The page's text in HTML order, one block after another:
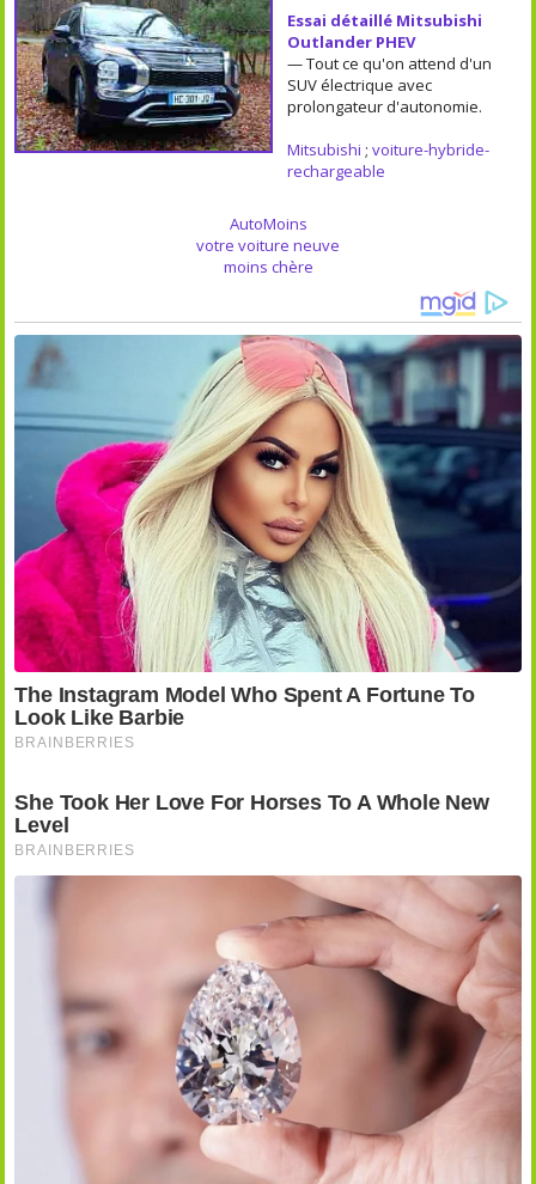
Essai détaillé Mitsubishi
Outlander PHEV
— Tout ce qu'on attend d'un
SUV électrique avec
prolongateur d'autonomie.
Mitsubishi ; voiture-hybride-
rechargeable
AutoMoins
votre voiture neuve
moins chère